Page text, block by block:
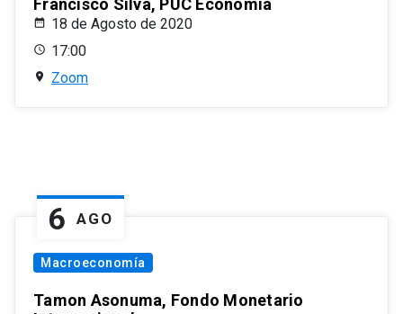
Francisco Silva, PUC Economía
18 de Agosto de 2020
17:00
Zoom
6 AGO
Macroeconomía
Tamon Asonuma, Fondo Monetario